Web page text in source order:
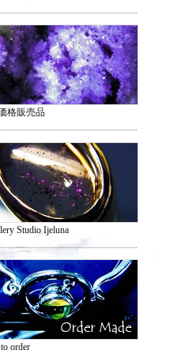
格販売品
Studio Ijeluna
order